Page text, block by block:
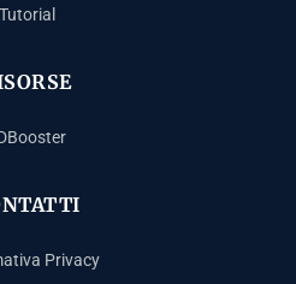
Tutorial
Privacy